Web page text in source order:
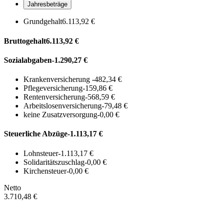
Jahresbeträge
Grundgehalt6.113,92 €
Bruttogehalt6.113,92 €
Sozialabgaben-1.290,27 €
Krankenversicherung -482,34 €
Pflegeversicherung-159,86 €
Rentenversicherung-568,59 €
Arbeitslosenversicherung-79,48 €
keine Zusatzversorgung-0,00 €
Steuerliche Abzüge-1.113,17 €
Lohnsteuer-1.113,17 €
Solidaritätszuschlag-0,00 €
Kirchensteuer-0,00 €
Netto
3.710,48 €